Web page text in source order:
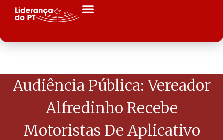
Audiência Pública: Vereador
Alfredinho Recebe
Motoristas De Aplicativo